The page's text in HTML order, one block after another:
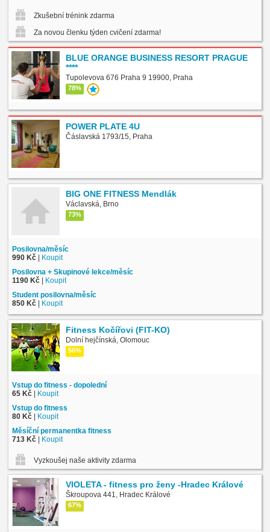
Zkušební trénink zdarma
Za novou členku týden cvičení zdarma!
BLUE ORANGE BUSINESS RESORT PRAGUE
****
Tupolevova 676 Praha 9 19900, Praha
78%
POWER PLATE 4U
Čáslavská 1793/15, Praha
BIG ONE FITNESS Mendlák
Václavská, Brno
73%
Posilovna/měsíc
990 Kč | Koupit
Posilovna + Skupinové lekce/měsíc
1190 Kč | Koupit
Student posilovna/měsíc
850 Kč | Koupit
Fitness Kočířovi (FIT-KO)
Dolní hejčínská, Olomouc
56%
Vstup do fitness - dopolední
65 Kč | Koupit
Vstup do fitness
80 Kč | Koupit
Měsíční permanentka fitness
713 Kč | Koupit
Vyzkoušej naše aktivity zdarma
VIOLETA - fitness pro ženy -Hradec Králové
Škroupova 441, Hradec Králové
67%